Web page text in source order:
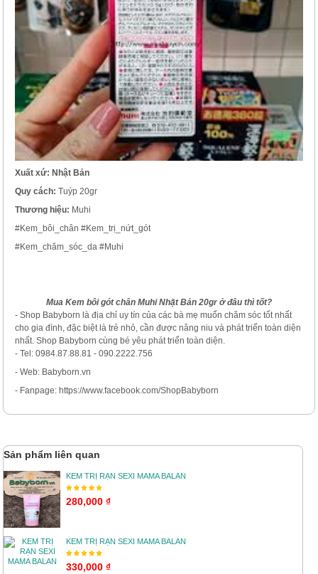
Xuất xứ: Nhật Bản
Quy cách:Tuýp 20gr
Thương hiệu: Muhi
#Kem_bôi_chân #Kem_trị_nứt_gót
#Kem_chăm_sóc_da #Muhi
Mua Kem bôi gót chân Muhi Nhật Bản 20gr ở đâu thì tốt?
- Shop Babyborn là địa chỉ uy tín của các bà mẹ muốn chăm sóc tốt nhất
cho gia đình, đặc biệt là trẻ nhỏ, cần được nâng niu và phát triển toàn diện
nhất. Shop Babyborn cùng bé yêu phát triển toàn diện.
- Tel: 0984.87.88.81 - 090.2222.756
- Web: Babyborn.vn
- Fanpage: https://www.facebook.com/ShopBabyborn
Sản phẩm liên quan
KEM TRỊ RẠN SEXI MAMA BALAN
280,000 ₫
KEM TRỊ RẠN SEXI MAMA BALAN
330,000 ₫